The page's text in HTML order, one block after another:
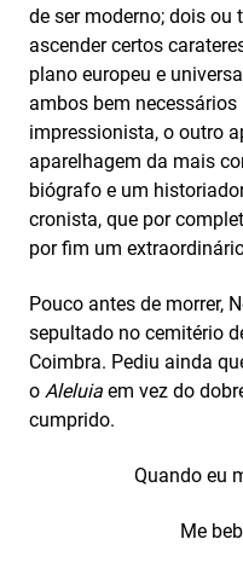
de ser moderno; dois
ascender certos
plano europeu e
ambos bem
impressionista, o outro
aparelhagem da mais
biógrafo e um
cronista, que por
por fim um
Pouco antes de morrer,
sepultado no cemitério
Coimbra. Pediu ainda
o Aleluia em vez do
cumprido.
Quando eu
Me